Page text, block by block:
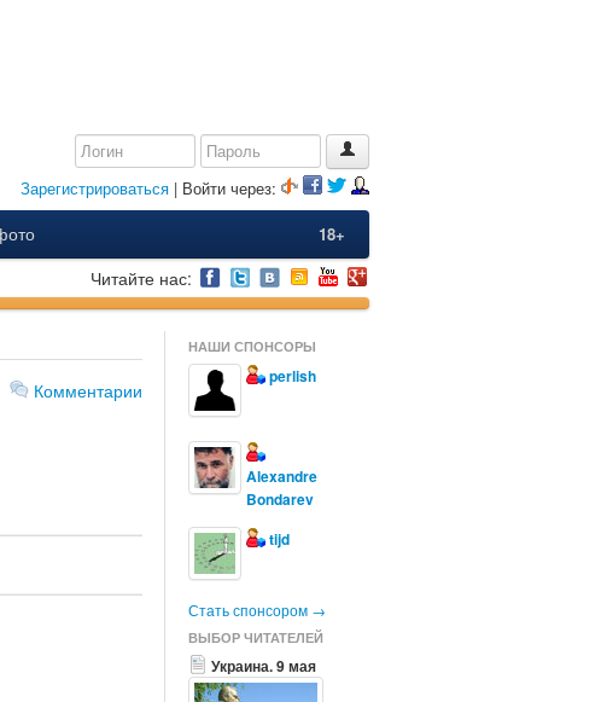
Зарегистрироваться | Войти через:
18+
Читайте нас:
Комментарии
НАШИ СПОНСОРЫ
perlish
Alexandre
Bondarev
tijd
Стать спонсором →
ВЫБОР ЧИТАТЕЛЕЙ
Украина. 9 мая